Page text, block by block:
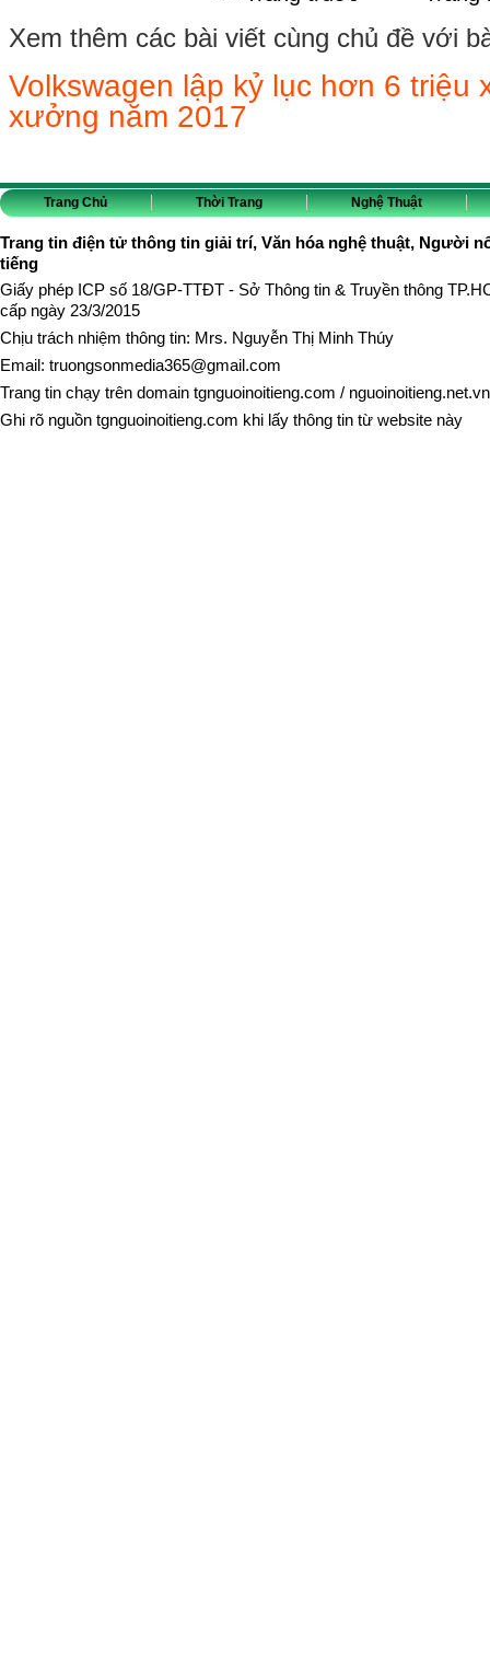
Xem thêm các bài viết cùng chủ đề với
Volkswagen lập kỷ lục hơn 6 triệu
xưởng năm 2017
Trang Chủ Thời Trang Nghệ Thuật
Trang tin điện tử thông tin giải trí, Văn hóa nghệ thuật, Người
tiếng
Giấy phép ICP số 18/GP-TTĐT - Sở Thông tin & Truyền thông
cấp ngày 23/3/2015
Chịu trách nhiệm thông tin: Mrs. Nguyễn Thị Minh Thúy
Email: truongsonmedia365@gmail.com
Trang tin chạy trên domain tgnguoinoitieng.com / nguoinoitieng.net.vn
Ghi rõ nguồn tgnguoinoitieng.com khi lấy thông tin từ website này